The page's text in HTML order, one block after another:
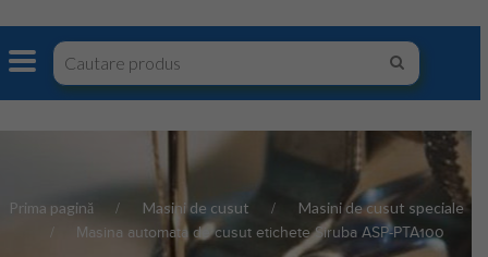
Prima pagină Masini de cusut Masini de cusut speciale
Masina automata de cusut etichete Siruba ASP-PTA100